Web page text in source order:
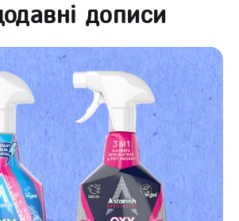
дописи